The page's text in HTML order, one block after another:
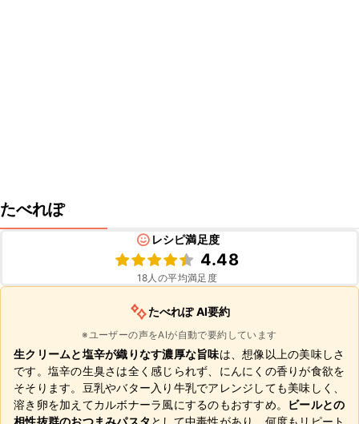
たべれぽ
レシピ満足度
4.48
18人の平均満足度
たべれぽ AI要約
※ユーザーの声をAIが自動で要約しています
生クリームと塩辛が織りなす濃厚な旨味は、想像以上の美味しさ
です。塩辛の生臭さは全く感じられず、にんにくの香りが食欲を
そそります。豆乳やバター入り牛乳でアレンジしても美味しく、
溶き卵を加えてカルボナーラ風にするのもおすすめ。
ビールとの
相性抜群のおつまみパスタ として中毒性があり、何度もリピート